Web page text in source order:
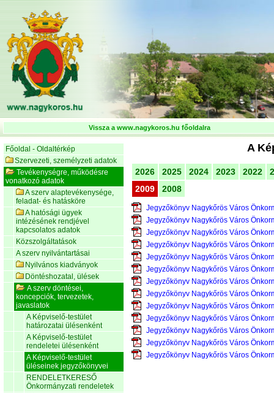
Vissza a www.nagykoros.hu főoldalra
Főoldal - Oldaltérkép
Szervezeti, személyzeti adatok
Tevékenységre, működésre
vonatkozó adatok
A szerv alaptevékenysége,
feladat- és hatásköre
A hatósági ügyek
intézésének rendjével
kapcsolatos adatok
Közszolgáltatások
A szerv nyilvántartásai
Nyilvános kiadványok
Döntéshozatal, ülések
A szerv döntései,
koncepciók, tervezetek,
javaslatok
A Képviselő-testület
határozatai ülésenként
A Képviselő-testület
rendeletei ülésenként
A Képviselő-testület
üléseinek jegyzőkönyvei
RENDELETKERESŐ
Önkormányzati rendeletek
A
2026 2025 2024 2023 2022
2009
2008
Jegyzőkönyv Nagykőrös Város
Jegyzőkönyv Nagykőrös Város
Jegyzőkönyv Nagykőrös Város
Jegyzőkönyv Nagykőrös Város
Jegyzőkönyv Nagykőrös Város
Jegyzőkönyv Nagykőrös Város
Jegyzőkönyv Nagykőrös Város
Jegyzőkönyv Nagykőrös Város
Jegyzőkönyv Nagykőrös Város
Jegyzőkönyv Nagykőrös Város
Jegyzőkönyv Nagykőrös Város
Jegyzőkönyv Nagykőrös Város
Jegyzőkönyv Nagykőrös Város